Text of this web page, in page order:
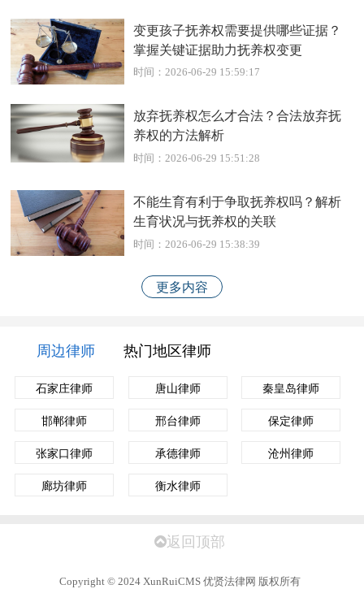
变更孩子抚养权需要提供哪些证据？
掌握关键证据助力抚养权变更
时间：2026-06-29 15:59:17
放弃抚养权怎么才合法？合法放弃抚
养权的方法解析
时间：2026-06-29 15:51:28
不能生育有利于争取抚养权吗？解析
生育状况与抚养权的关联
时间：2026-06-29 15:38:39
更多内容
周边律师 热门地区律师
石家庄律师 唐山律师 秦皇岛律师
邯郸律师 邢台律师 保定律师
张家口律师 承德律师 沧州律师
廊坊律师 衡水律师
返回顶部
Copyright ©2024 XunRuiCMS 优贤法律网 版权所有